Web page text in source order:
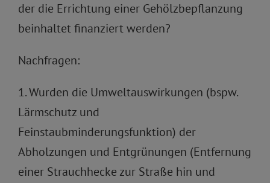
der die Errichtung einer Gehölzbepflanzung
beinhaltet finanziert werden?
Nachfragen:
1. Wurden die Umweltauswirkungen (bspw.
Lärmschutz und
Feinstaubminderungsfunktion) der
Abholzungen und Entgrünungen (Entfernung
einer Strauchhecke zur Straße hin und